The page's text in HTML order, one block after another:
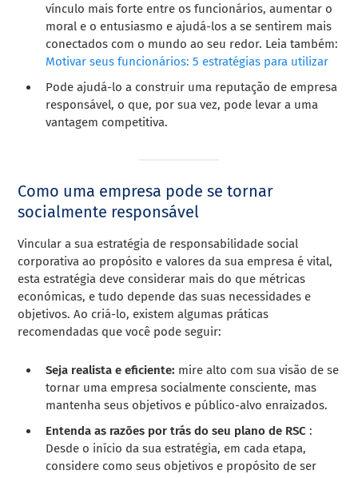
vínculo mais forte entre os funcionários, aumentar o
moral e o entusiasmo e ajudá-los a se sentirem mais
conectados com o mundo ao seu redor. Leia também:
Motivar seus funcionários: 5 estratégias para utilizar
Pode ajudá-lo a construir uma reputação de empresa
responsável, o que, por sua vez, pode levar a uma
vantagem competitiva.
Como uma empresa pode se tornar
socialmente responsável
Vincular a sua estratégia de responsabilidade social
corporativa ao propósito e valores da sua empresa é vital,
esta estratégia deve considerar mais do que métricas
económicas, e tudo depende das suas necessidades e
objetivos. Ao criá-lo, existem algumas práticas
recomendadas que você pode seguir:
Seja realista e eficiente: mire alto com sua visão de se
tornar uma empresa socialmente consciente, mas
mantenha seus objetivos e público-alvo enraizados.
Entenda as razões por trás do seu plano de RSC :
Desde o início da sua estratégia, em cada etapa,
considere como seus objetivos e propósito de ser